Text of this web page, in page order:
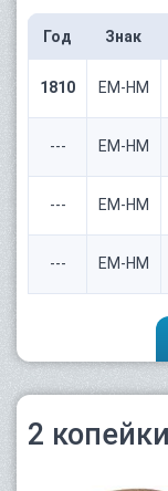
Год Знак
1810 ЕМ-НМ
--- ЕМ-НМ
--- ЕМ-НМ
--- ЕМ-НМ
2